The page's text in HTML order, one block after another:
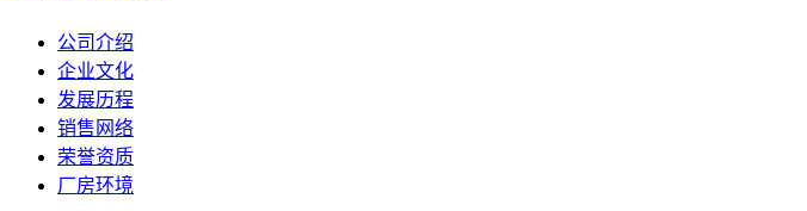
公司介绍
企业文化
发展历程
销售网络
荣誉资质
厂房环境